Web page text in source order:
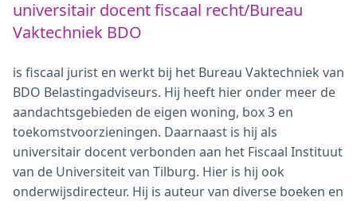
universitair docent fiscaal recht/Bureau
Vaktechniek BDO
is fiscaal jurist en werkt bij het Bureau Vaktechniek van
BDO Belastingadviseurs. Hij heeft hier onder meer de
aandachtsgebieden de eigen woning, box 3 en
toekomstvoorzieningen. Daarnaast is hij als
universitair docent verbonden aan het Fiscaal Instituut
van de Universiteit van Tilburg. Hier is hij ook
onderwijsdirecteur. Hij is auteur van diverse boeken en